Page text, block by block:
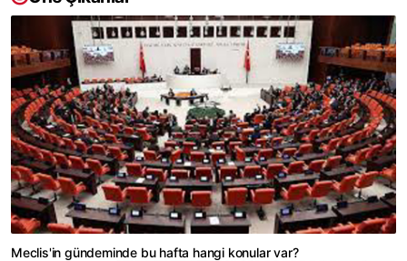
Meclis'in gündeminde bu hafta hangi konular var?